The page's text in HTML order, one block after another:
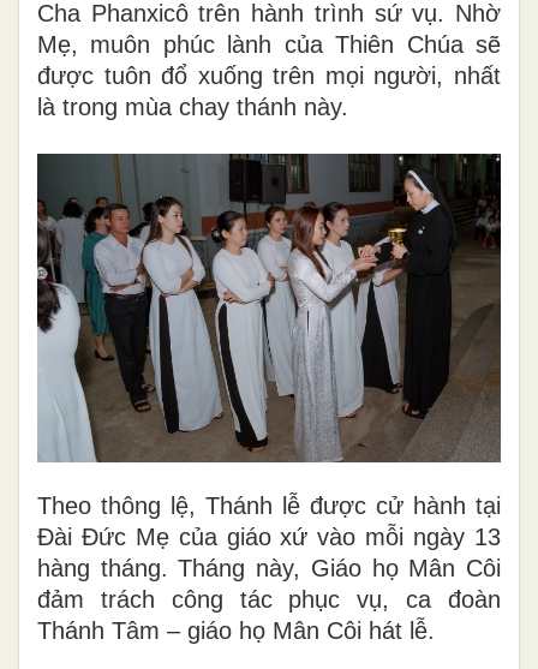
Cha Phanxicô trên hành trình sứ vụ. Nhờ
Mẹ, muôn phúc lành của Thiên Chúa sẽ
được tuôn đổ xuống trên mọi người, nhất
là trong mùa chay thánh này.
Theo thông lệ, Thánh lễ được cử hành tại
Đài Đức Mẹ của giáo xứ vào mỗi ngày 13
hàng tháng. Tháng này, Giáo họ Mân Côi
đảm trách công tác phục vụ, ca đoàn
Thánh Tâm – giáo họ Mân Côi hát lễ.